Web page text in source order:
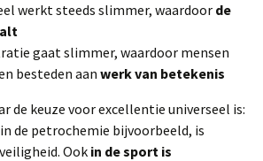
werkt steeds slimmer, waardoor de
gaat slimmer, waardoor mensen
besteden aan werk van betekenis
de keuze voor excellentie universeel is:
de petrochemie bijvoorbeeld, is
Ook in de sport is